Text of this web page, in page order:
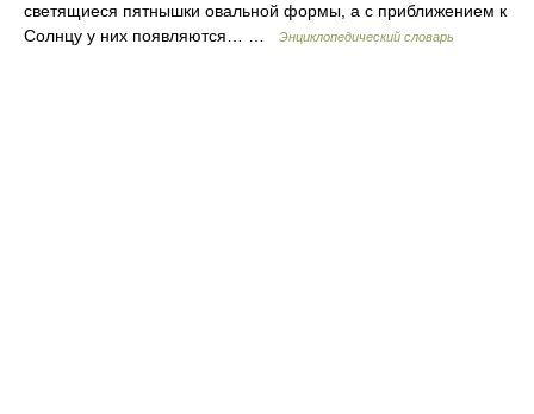
светящиеся пятнышки овальной формы, а с приближением к
Солнцу у них появляются… …
Энциклопедический словарь